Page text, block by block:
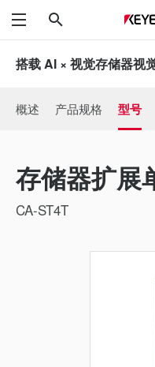
菜单
搭载 AI × 视觉存储器视
概述 产品规格 型号
存储器扩展
CA-ST4T